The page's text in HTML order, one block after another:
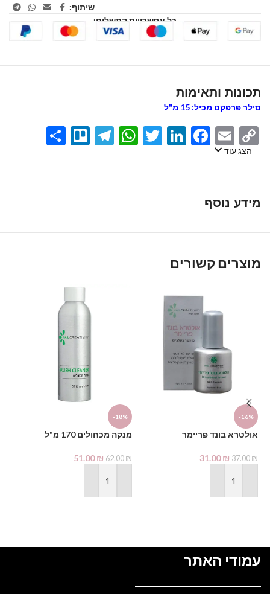
שיתוף:
כל אפשרויות התשלום:
תכונות ותאימות
סילר פרפקט מכיל: 15 מ"ל
Copy
Link
Email
Facebook
LinkedIn
Twitter
WhatsApp
Telegram
Trello
הצג עוד
מידע נוסף
מוצרים קשורים
-16%
אולטרא בונד פריימר
37.00₪
31.00₪
הוספה לסל
-18%
מנקה מכחולים 170 מ"ל
62.00₪
51.00₪
הוספה לסל
עמודי האתר